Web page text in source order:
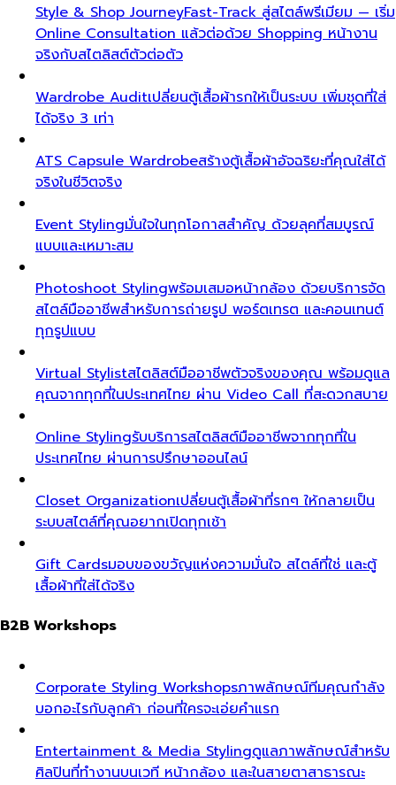
Style & Shop JourneyFast-Track สู่สไตล์พรีเมียม — เริ่ม
Online Consultation แล้วต่อด้วย Shopping หน้างาน
จริงกับสไตลิสต์ตัวต่อตัว
Wardrobe Auditเปลี่ยนตู้เสื้อผ้ารกให้เป็นระบบ เพิ่มชุดที่ใส่
ได้จริง 3 เท่า
ATS Capsule Wardrobeสร้างตู้เสื้อผ้าอัจฉริยะที่คุณใส่ได้
จริงในชีวิตจริง
Event Stylingมั่นใจในทุกโอกาสสำคัญ ด้วยลุคที่สมบูรณ์
แบบและเหมาะสม
Photoshoot Stylingพร้อมเสมอหน้ากล้อง ด้วยบริการจัด
สไตล์มืออาชีพสำหรับการถ่ายรูป พอร์ตเทรต และคอนเทนต์
ทุกรูปแบบ
Virtual Stylistสไตลิสต์มืออาชีพตัวจริงของคุณ พร้อมดูแล
คุณจากทุกที่ในประเทศไทย ผ่าน Video Call ที่สะดวกสบาย
Online Stylingรับบริการสไตลิสต์มืออาชีพจากทุกที่ใน
ประเทศไทย ผ่านการปรึกษาออนไลน์
Closet Organizationเปลี่ยนตู้เสื้อผ้าที่รกๆ ให้กลายเป็น
ระบบสไตล์ที่คุณอยากเปิดทุกเช้า
Gift Cardsมอบของขวัญแห่งความมั่นใจ สไตล์ที่ใช่ และตู้
เสื้อผ้าที่ใส่ได้จริง
B2B Workshops
Corporate Styling Workshopsภาพลักษณ์ทีมคุณกำลัง
บอกอะไรกับลูกค้า ก่อนที่ใครจะเอ่ยคำแรก
Entertainment & Media Stylingดูแลภาพลักษณ์สำหรับ
ศิลปินที่ทำงานบนเวที หน้ากล้อง และในสายตาสาธารณะ